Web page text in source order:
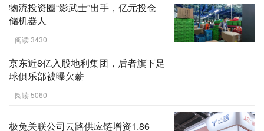
物流投资圈“影武士”出手，亿元投仓
储机器人
阅读 3430
京东近8亿入股地利集团，后者旗下足
球俱乐部被曝欠薪
阅读 5060
极兔关联公司云路供应链增资1.86